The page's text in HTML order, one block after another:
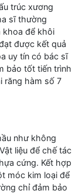
trúc xương
sĩ thường
khoa để khôi
được kết quả
uy tín có bác sĩ
bảo tốt tiến trình
răng hàm số 7
như không
liệu để chế tác
cứng. Kết hợp
móc kim loại để
chỉ đảm bảo